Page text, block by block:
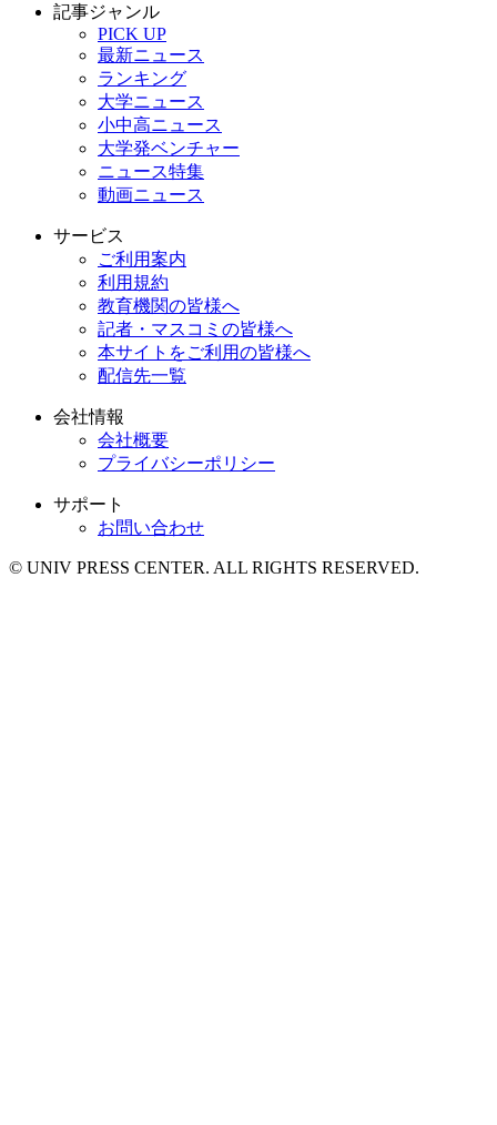
記事ジャンル
PICK UP
最新ニュース
ランキング
大学ニュース
小中高ニュース
大学発ベンチャー
ニュース特集
動画ニュース
サービス
ご利用案内
利用規約
教育機関の皆様へ
記者・マスコミの皆様へ
本サイトをご利用の皆様へ
配信先一覧
会社情報
会社概要
プライバシーポリシー
サポート
お問い合わせ
© UNIV PRESS CENTER. ALL RIGHTS RESERVED.